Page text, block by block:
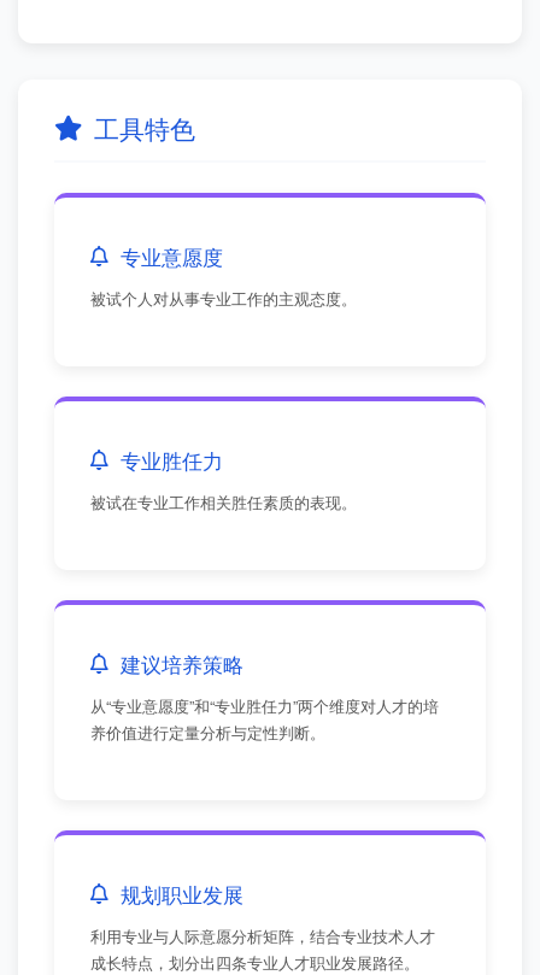
工具特色
专业意愿度
被试个人对从事专业工作的主观态度。
专业胜任力
被试在专业工作相关胜任素质的表现。
建议培养策略
从“专业意愿度”和“专业胜任力”两个维度对人才的培
养价值进行定量分析与定性判断。
规划职业发展
利用专业与人际意愿分析矩阵，结合专业技术人才
成长特点，划分出四条专业人才职业发展路径。